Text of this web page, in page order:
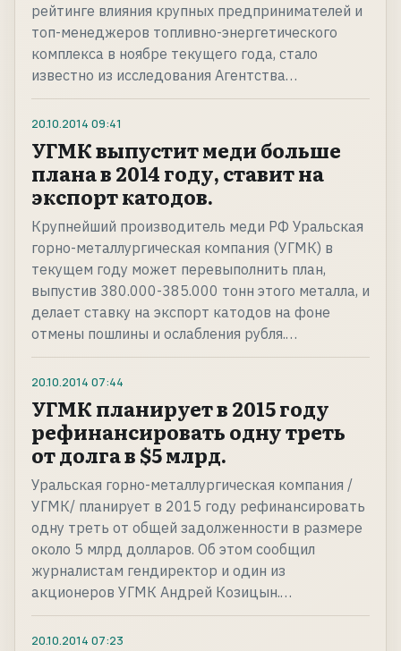
рейтинге влияния крупных предпринимателей и
топ-менеджеров топливно-энергетического
комплекса в ноябре текущего года, стало
известно из исследования Агентства…
20.10.2014 09:41
УГМК выпустит меди больше
плана в 2014 году, ставит на
экспорт катодов.
Крупнейший производитель меди РФ Уральская
горно-металлургическая компания (УГМК) в
текущем году может перевыполнить план,
выпустив 380.000-385.000 тонн этого металла, и
делает ставку на экспорт катодов на фоне
отмены пошлины и ослабления рубля.…
20.10.2014 07:44
УГМК планирует в 2015 году
рефинансировать одну треть
от долга в $5 млрд.
Уральская горно-металлургическая компания /
УГМК/ планирует в 2015 году рефинансировать
одну треть от общей задолженности в размере
около 5 млрд долларов. Об этом сообщил
журналистам гендиректор и один из
акционеров УГМК Андрей Козицын.…
20.10.2014 07:23